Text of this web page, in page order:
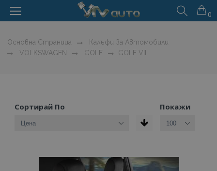
0
Основна Страница
Калъфи За Автомобили
VOLKSWAGEN
GOLF GOLF VIII
Сортирай По Покажи